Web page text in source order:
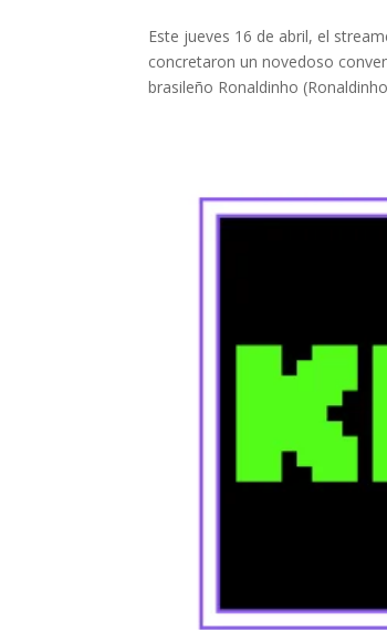
Este jueves 16 de abril, el
concretaron un novedoso
brasileño Ronaldinho